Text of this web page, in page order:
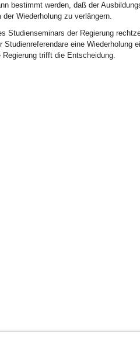
bestimmt werden, daß der
Wiederholung zu verlängern.
Studienseminars der Regierung
eine Wiederholung
Regierung trifft die Entscheidung.